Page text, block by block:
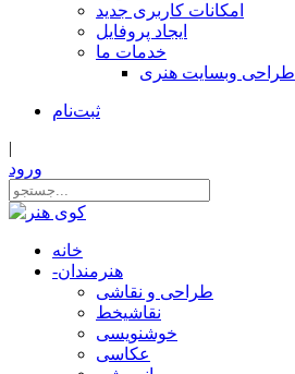
امکانات کاربری جدید
ایجاد پروفایل
خدمات ما
طراحی وبسایت هنری
ثبت‌نام
|
ورود
خانه
-هنرمندان
طراحی و نقاشی
نقاشیخط
خوشنویسی
عکاسی